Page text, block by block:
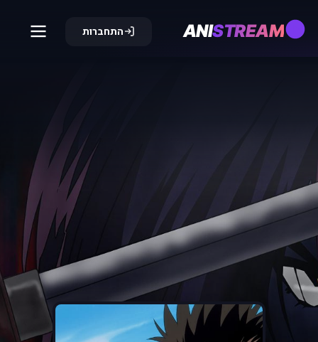
ANISTREAM התחברות